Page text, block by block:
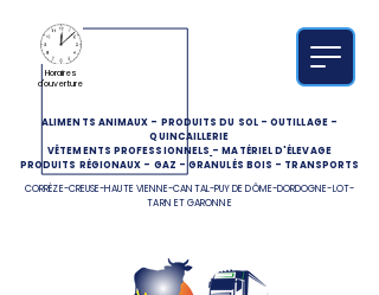
ALIMENTS ANIMAUX - PRODUITS DU SOL-OUTILLAGE-
QUINCAILLERIE
VÊTEMENTS PROFESSIONNELS -MATÉRIEL D'ÉLEVAGE
PRODUITS RÉGIONAUX - GAZ -GRANULÉS BOIS - TRANSPORTS
CORRÈZE-CREUSE-HAUTE VIENNE-CANTAL-PUY DE DÔME-DORDOGNE-LOT-
TARN ET GARONNE
Horaires
d'ouverture